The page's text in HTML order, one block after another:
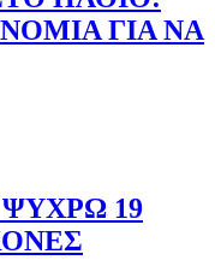
ΓΙΑ ΝΑ
19